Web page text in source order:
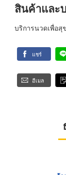
สินค้าและ
บริการนวดเพื่อสุ
แชร์
อีเมล